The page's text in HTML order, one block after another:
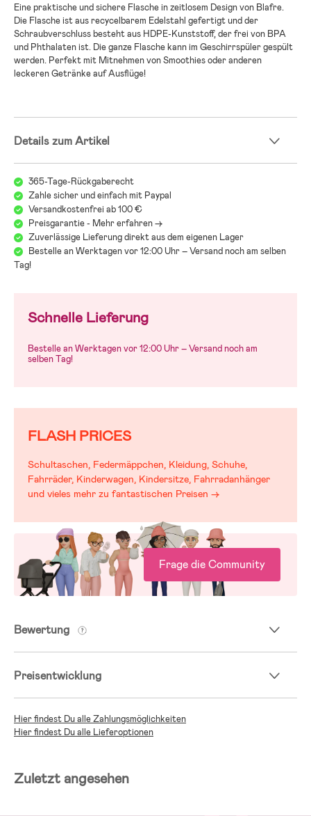
Eine praktische und sichere Flasche in zeitlosem Design von Blafre.
Die Flasche ist aus recycelbarem Edelstahl gefertigt und der
Schraubverschluss besteht aus HDPE-Kunststoff, der frei von BPA
und Phthalaten ist. Die ganze Flasche kann im Geschirrspüler gespült
werden. Perfekt mit Mitnehmen von Smoothies oder anderen
leckeren Getränke auf Ausflüge!
Details zum Artikel
365-Tage-Rückgaberecht
Zahle sicher und einfach mit Paypal
Versandkostenfrei ab 100 €
Preisgarantie - Mehr erfahren ->
Zuverlässige Lieferung direkt aus dem eigenen Lager
Bestelle an Werktagen vor 12:00 Uhr – Versand noch am selben
Tag!
Schnelle Lieferung
Bestelle an Werktagen vor 12:00 Uhr – Versand noch am
selben Tag!
FLASH PRICES
Schultaschen, Federmäppchen, Kleidung, Schuhe,
Fahrräder, Kinderwagen, Kindersitze, Fahrradanhänger
und vieles mehr zu fantastischen Preisen →
Frage die Community
Bewertung
Preisentwicklung
Hier findest Du alle Zahlungsmöglichkeiten
Hier findest Du alle Lieferoptionen
Zuletzt angesehen